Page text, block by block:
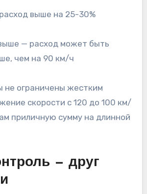
выше на 25-30%
чем на 90 км/ч
не ограничены жестким
скорости с 120 до 100 км/
приличную сумму на длинной
— друг